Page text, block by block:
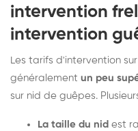
intervention
intervention
Les tarifs d'intervention
généralement un peu
sur nid de guêpes.
La taille du nid est